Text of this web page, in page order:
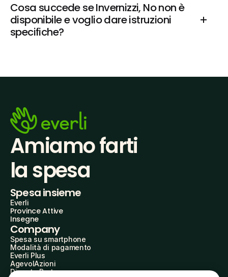
Cosa succede se Invernizzi, No non è
disponibile e voglio dare istruzioni
specifiche?
Amiamo farti
la spesa
Spesa insieme
Everli
Province Attive
Insegne
Company
Spesa su smartphone
Modalità di pagamento
Everli Plus
AgevolAzioni
Diventa Partner